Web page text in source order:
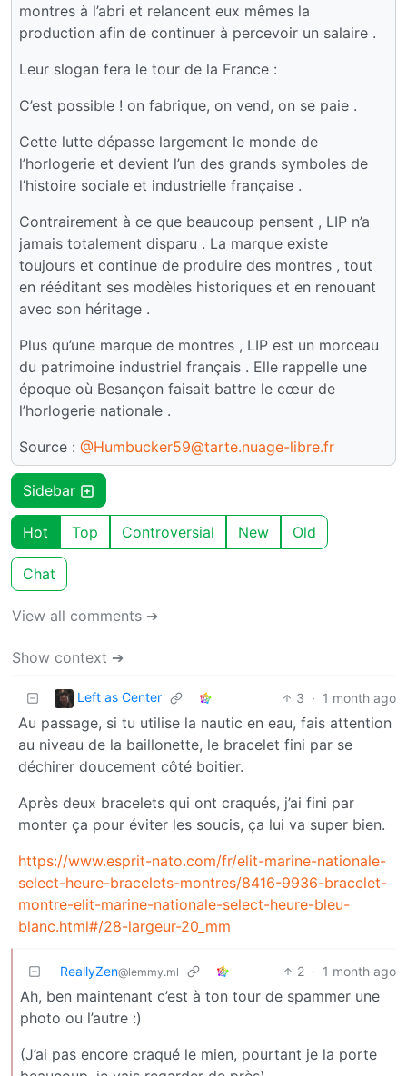
montres à l’abri et relancent eux mêmes la
production afin de continuer à percevoir un salaire .
Leur slogan fera le tour de la France :
C’est possible ! on fabrique, on vend, on se paie .
Cette lutte dépasse largement le monde de
l’horlogerie et devient l’un des grands symboles de
l’histoire sociale et industrielle française .
Contrairement à ce que beaucoup pensent , LIP n’a
jamais totalement disparu . La marque existe
toujours et continue de produire des montres , tout
en rééditant ses modèles historiques et en renouant
avec son héritage .
Plus qu’une marque de montres , LIP est un morceau
du patrimoine industriel français . Elle rappelle une
époque où Besançon faisait battre le cœur de
l’horlogerie nationale .
Source : @Humbucker59@tarte.nuage-libre.fr
Sidebar
Hot Top Controversial New Old
Chat
View all comments ➔
Show context ➔
Left as Center 3 · 1 month ago
Au passage, si tu utilise la nautic en eau, fais attention
au niveau de la baillonette, le bracelet fini par se
déchirer doucement côté boitier.
Après deux bracelets qui ont craqués, j’ai fini par
monter ça pour éviter les soucis, ça lui va super bien.
https://www.esprit-nato.com/fr/elit-marine-nationale-
select-heure-bracelets-montres/8416-9936-bracelet-
montre-elit-marine-nationale-select-heure-bleu-
blanc.html#/28-largeur-20_mm
ReallyZen@lemmy.ml 2 · 1 month ago
Ah, ben maintenant c’est à ton tour de spammer une
photo ou l’autre :)
(J’ai pas encore craqué le mien, pourtant je la porte